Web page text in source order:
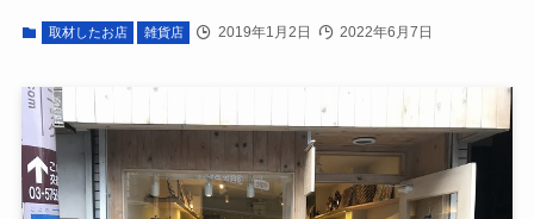
取材したお店 雑貨店 2019年1月2日 2022年6月7日